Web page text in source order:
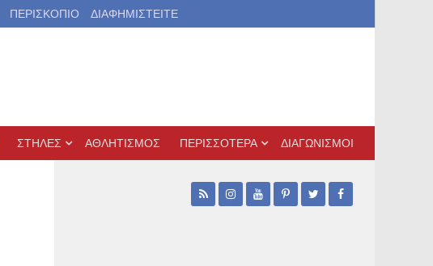
ΠΕΡΙΣΚΟΠΙΟ ΔΙΑΦΗΜΙΣΤΕΙΤΕ
ΣΤΗΛΕΣ ΑΘΛΗΤΙΣΜΟΣ ΠΕΡΙΣΣΟΤΕΡΑ ΔΙΑΓΩΝΙΣΜΟΙ